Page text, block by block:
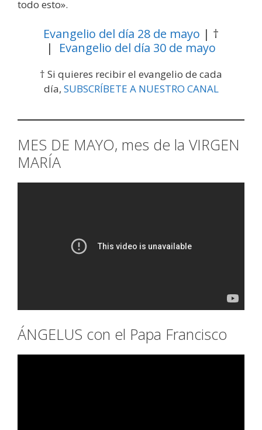
todo esto».
Evangelio del día 28 de mayo | †
| Evangelio del día 30 de mayo
† Si quieres recibir el evangelio de cada
día, SUBSCRÍBETE A NUESTRO CANAL
MES DE MAYO, mes de la VIRGEN
MARÍA
ÁNGELUS con el Papa Francisco